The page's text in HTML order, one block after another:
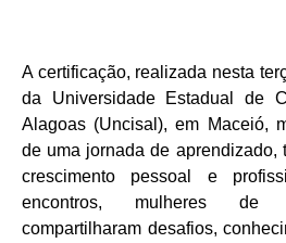
A certificação, realizada nesta
da Universidade Estadual de
Alagoas (Uncisal), em Maceió,
de uma jornada de aprendizado,
crescimento pessoal e
encontros, mulheres de
compartilharam desafios,